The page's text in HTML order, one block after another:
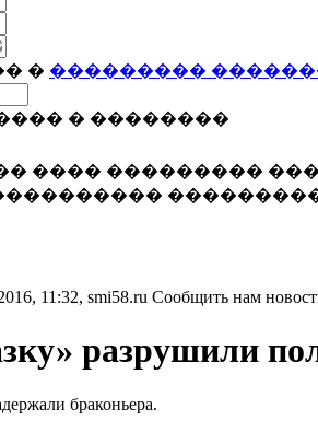
� ���������
� ��������
���� ���������
11:32, smi58.ru Сообщить нам
разрушили
браконьера.